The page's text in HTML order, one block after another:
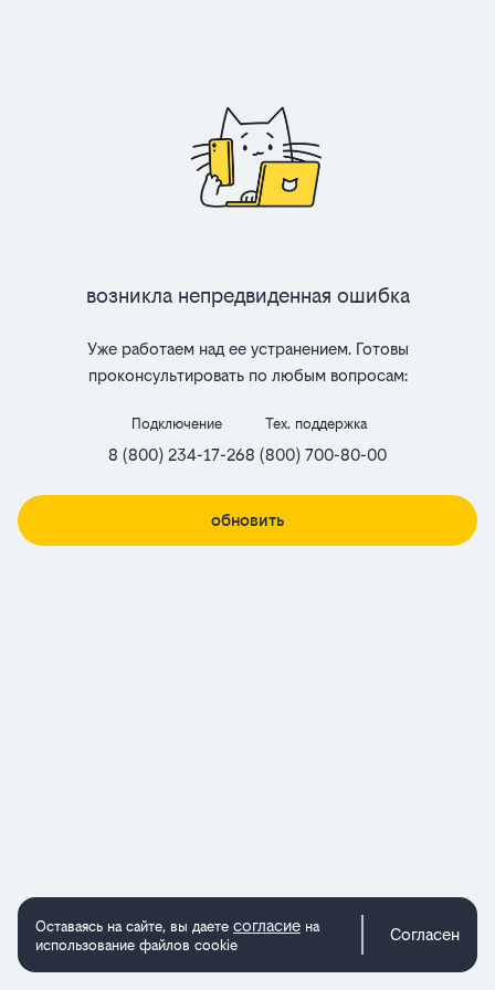
Возникла непредвиденная ошибка
Уже работаем над ее устранением. Готовы
проконсультировать по любым вопросам:
Подключение
8 (800) 234-17-26
Тех. поддержка
8 (800) 700-80-00
обновить
Оставаясь на сайте, вы даете согласие на
использование файлов cookie
Согласен